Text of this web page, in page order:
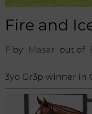
Fire and
F by Masar out of
3yo Gr3p winner in